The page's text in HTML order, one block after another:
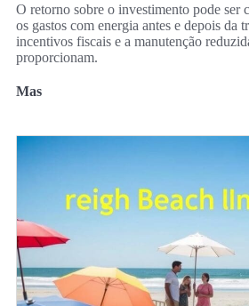
O retorno sobre o investimento pode ser
os gastos com energia antes e depois da
incentivos fiscais e a manutenção
proporcionam.
Mas